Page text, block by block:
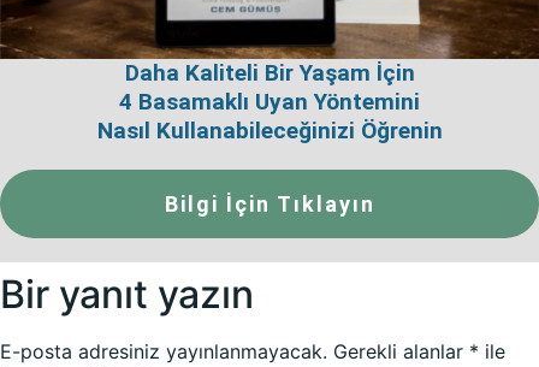
Daha Kaliteli Bir Yaşam İçin
4 Basamaklı Uyan Yöntemini
Nasıl Kullanabileceğinizi Öğrenin
Bilgi İçin Tıklayın
Bir yanıt yazın
E-posta adresiniz yayınlanmayacak. Gerekli alanlar * ile